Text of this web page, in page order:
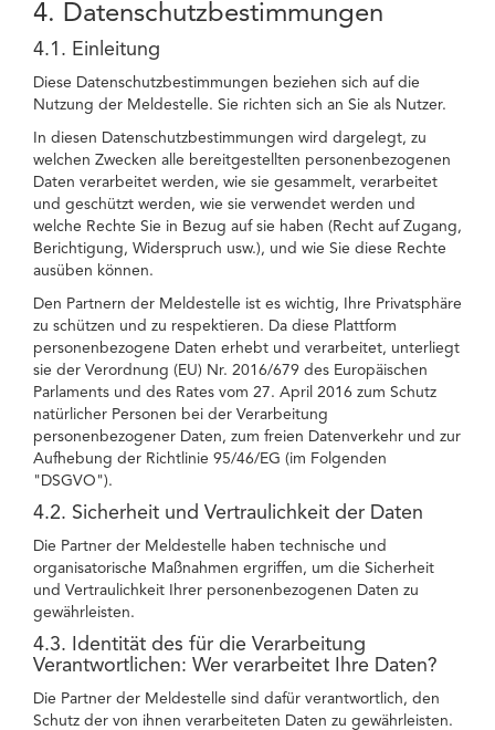
4. Datenschutzbestimmungen
4.1. Einleitung
Diese Datenschutzbestimmungen beziehen sich auf die
Nutzung der Meldestelle. Sie richten sich an Sie als Nutzer.
In diesen Datenschutzbestimmungen wird dargelegt, zu
welchen Zwecken alle bereitgestellten personenbezogenen
Daten verarbeitet werden, wie sie gesammelt, verarbeitet
und geschützt werden, wie sie verwendet werden und
welche Rechte Sie in Bezug auf sie haben (Recht auf Zugang,
Berichtigung, Widerspruch usw.), und wie Sie diese Rechte
ausüben können.
Den Partnern der Meldestelle ist es wichtig, Ihre Privatsphäre
zu schützen und zu respektieren. Da diese Plattform
personenbezogene Daten erhebt und verarbeitet, unterliegt
sie der Verordnung (EU) Nr. 2016/679 des Europäischen
Parlaments und des Rates vom 27. April 2016 zum Schutz
natürlicher Personen bei der Verarbeitung
personenbezogener Daten, zum freien Datenverkehr und zur
Aufhebung der Richtlinie 95/46/EG (im Folgenden
"DSGVO").
4.2. Sicherheit und Vertraulichkeit der Daten
Die Partner der Meldestelle haben technische und
organisatorische Maßnahmen ergriffen, um die Sicherheit
und Vertraulichkeit Ihrer personenbezogenen Daten zu
gewährleisten.
4.3. Identität des für die Verarbeitung
Verantwortlichen: Wer verarbeitet Ihre Daten?
Die Partner der Meldestelle sind dafür verantwortlich, den
Schutz der von ihnen verarbeiteten Daten zu gewährleisten.